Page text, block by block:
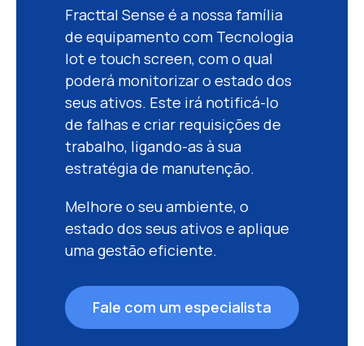
Fracttal Sense é a nossa família
de equipamento com Tecnologia
Iot e touch screen, com o qual
poderá monitorizar o estado dos
seus ativos. Este irá notificá-lo
de falhas e criar requisições de
trabalho, ligando-as à sua
estratégia de manutenção.
Melhore o seu ambiente, o
estado dos seus ativos e aplique
uma gestão eficiente.
Fale com um especialista